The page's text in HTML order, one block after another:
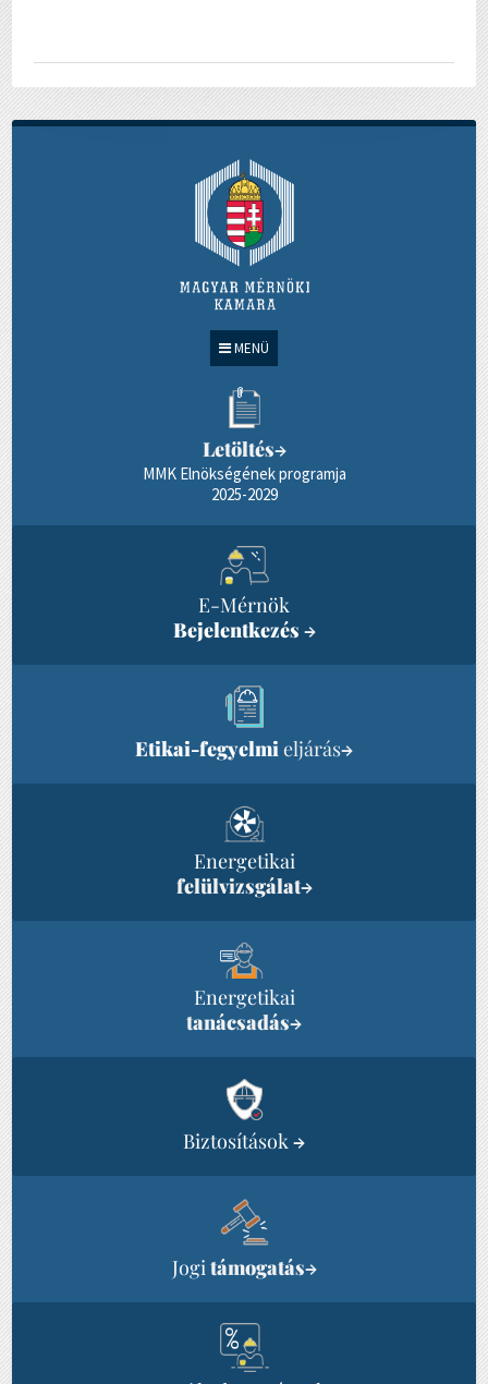
MENÜ
Letöltés→
MMK Elnökségének programja
2025-2029
E-Mérnök
Bejelentkezés →
Etikai-fegyelmi eljárás→
Energetikai
felülvizsgálat→
Energetikai
tanácsadás→
Biztosítások→
Jogi támogatás→